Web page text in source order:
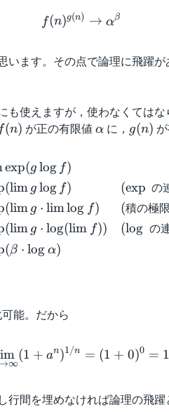
f(n)^{g(n)} \to
f(n)g(n) → αβ
います。その点で論理に飛躍
も使えますが，使わなくては
ff(n) が正の有限値\
a
α に， g
g(n)
exp(g log f)
(lim g log f)
(lim g ⋅ limlog f)
(lim g ⋅ log(lim f))
(β ⋅ log α)
(exp の
(積の極
(log の
能。だから
\lim_{n \to
∞
(1 + an)1/n = (1 + 0)0 = 1
行間を埋めなければ論理の飛